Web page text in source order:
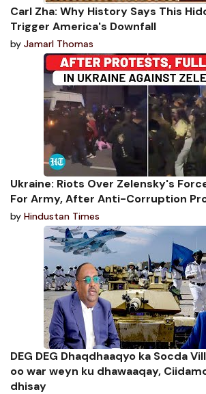
Carl Zha: Why History Says This
Trigger America's Downfall
by Jamarl Thomas
Ukraine: Riots Over Zelensky's
For Army, After Anti-Corruption
by Hindustan Times
DEG DEG Dhaqdhaaqyo ka Socda
oo war weyn ku dhawaaqay,
dhisay